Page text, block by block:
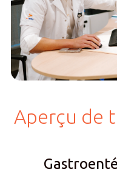
Aperçu de